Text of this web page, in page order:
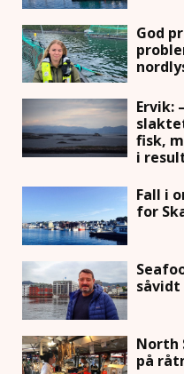
God
Ervik:
fisk,
i
Fall i
for
North
på